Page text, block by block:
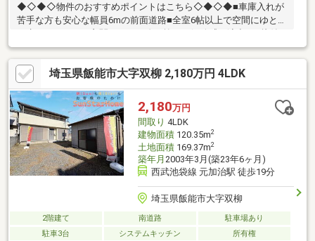
◆◇◆◇物件のおすすめポイントはこちら◇◆◇◆■車庫入れが
苦手な方も安心な幅員6mの前面道路■全室6帖以上で空間にゆとり
が生まれる4LDK■玄関ホールの吹き抜けは解放感を演出■お片付
けしやすくお部屋がすっきり各室収納■湿気がこもりにくく、カ
ビの生えにくい窓付きの浴室■全室2面窓で通風良好！■スーパー
やコンビニが近くお買い物に便利■未改装物件につきお客様自身
でリフォームすることも可能です
埼玉県飯能市大字双柳 2,180万円 4LDK
2,180万円
間取り 4LDK
建物面積120.35m2
土地面積169.37m2
築年月 2003年3月(築23年6ヶ月)
西武池袋線 元加治駅 徒歩19分
埼玉県飯能市大字双柳
2階建て 南道路
駐車場あり
駐車3台
システムキッチン 所有権